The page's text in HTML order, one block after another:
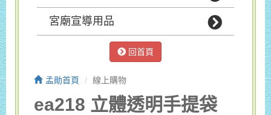
宮廟宣導用品
回首頁
孟勛首頁 線上購物
ea218 立體透明手提袋